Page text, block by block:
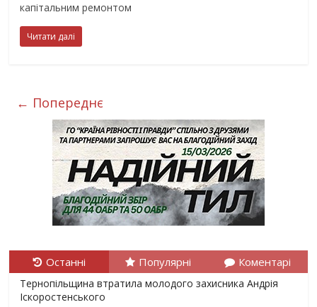
капітальним ремонтом
Читати далі
← Попереднє
Останні Популярні Коментарі
Тернопільщина втратила молодого захисника Андрія
Іскоростенського